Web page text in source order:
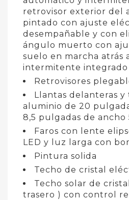
retrovisor exterior del
pintado con ajuste
desempañable y con
ángulo muerto con
suelo en marcha atrás
intermitente integrado
Retrovisores
Llantas delanteras y
aluminio de 20
8,5 pulgadas de ancho
Faros con lente
LED y luz larga con
Pintura solida
Techo de cristal
Techo solar de
trasero ) con control